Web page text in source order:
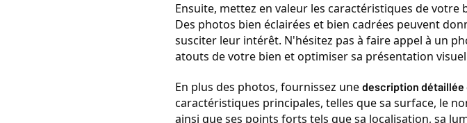
Ensuite, mettez en valeur les caractéristiques de
Des photos bien éclairées et bien cadrées peuvent
susciter leur intérêt. N'hésitez pas à faire appel à un
atouts de votre bien et optimiser sa présentation
En plus des photos, fournissez une description détaillée
caractéristiques principales, telles que sa surface, le
ainsi que ses points forts tels que sa localisation, sa